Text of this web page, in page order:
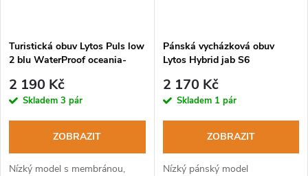
Turistická obuv Lytos Puls low
2 blu WaterProof oceania-
2 190 Kč
Skladem 3 pár
ZOBRAZIT
Nízký model s membránou,
Pánská vycházková obuv
Lytos Hybrid jab S6
2 170 Kč
Skladem 1 pár
ZOBRAZIT
Nízký pánský model